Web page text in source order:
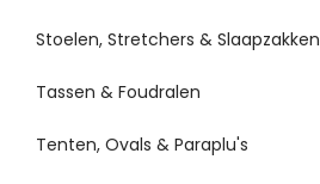
Stoelen, Stretchers & Slaapzakken
Tassen & Foudralen
Tenten, Ovals & Paraplu's